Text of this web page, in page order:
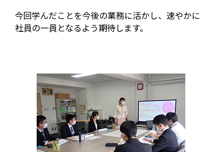
今回学んだことを今後の業務に活かし、速やかに
社員の一員となるよう期待します。